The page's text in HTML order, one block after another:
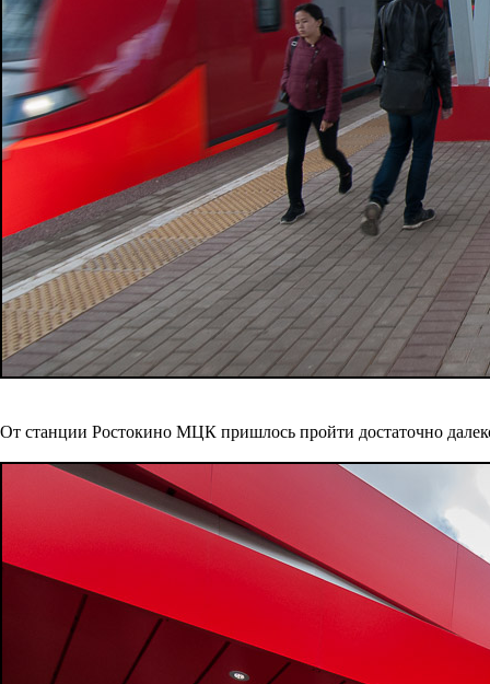
От станции Ростокино МЦК пришлось пройти достаточно